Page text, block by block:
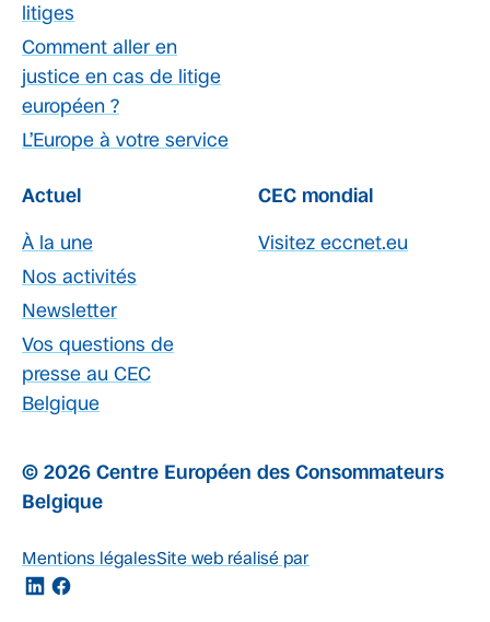
litiges
Comment aller en
justice en cas de litige
européen ?
L’Europe à votre service
Actuel
À la une
Nos activités
Newsletter
Vos questions de
presse au CEC
Belgique
CEC mondial
Visitez eccnet.eu
© 2026 Centre Européen des Consommateurs
Belgique
Mentions légalesSite web réalisé par